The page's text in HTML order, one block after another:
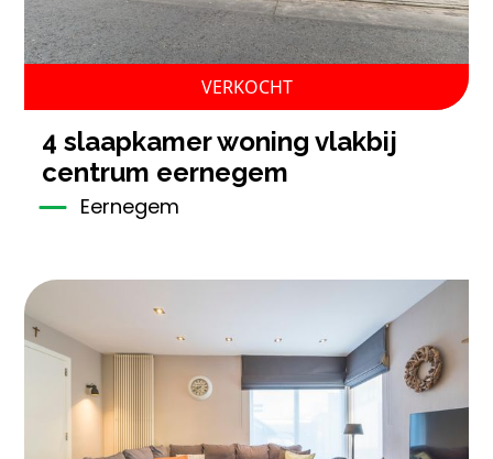
VERKOCHT
4 slaapkamer woning vlakbij
centrum eernegem
Eernegem